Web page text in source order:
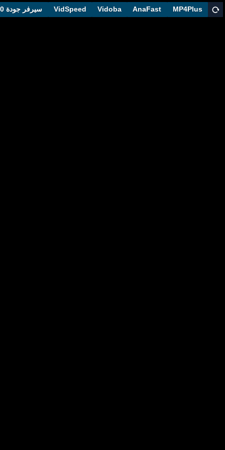
MP4Plus
AnaFast
Vidoba
VidSpeed سيرفر جودة 1080